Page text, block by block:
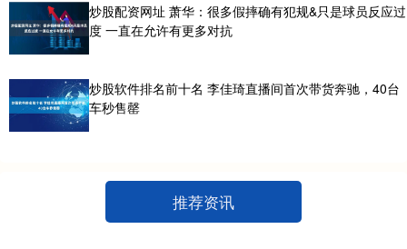
炒股配资网址 萧华：很多假摔确有犯规&只是球员反应过
度 一直在允许有更多对抗
炒股软件排名前十名 李佳琦直播间首次带货奔驰，40台
车秒售罄
推荐资讯